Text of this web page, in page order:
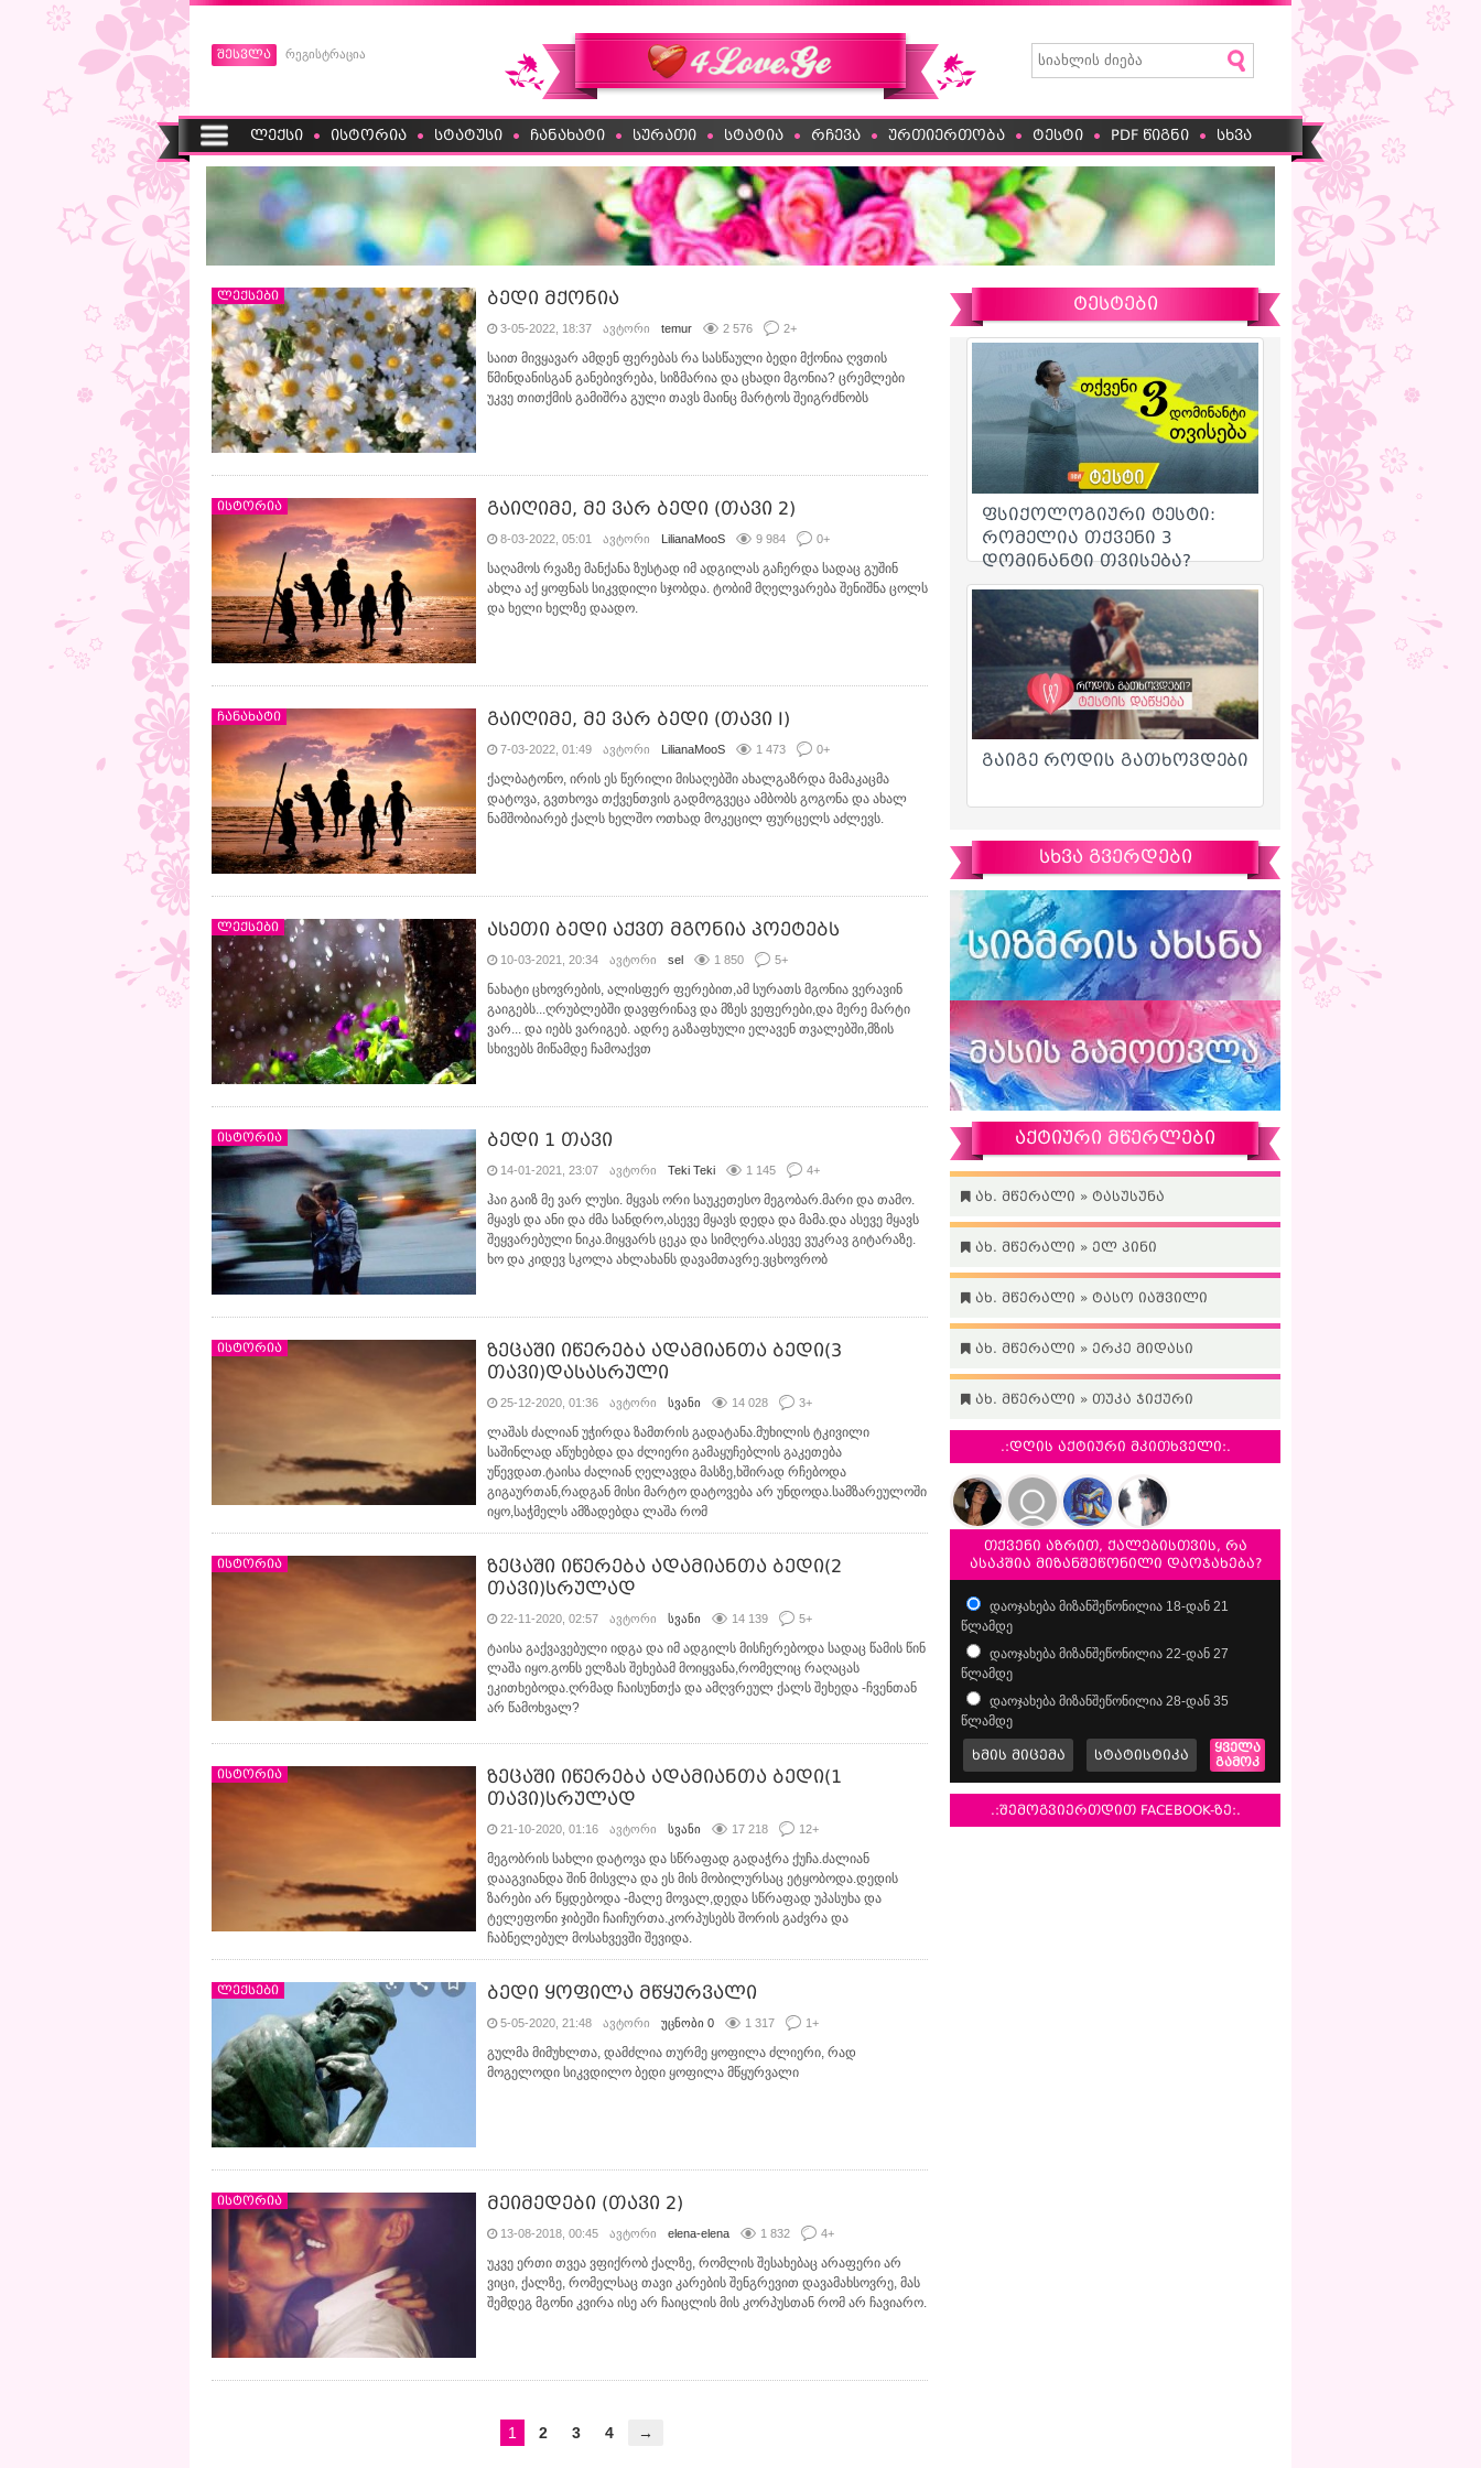
შესვლა რეგისტრაცია
ლექსი ისტორია სტატუსი ჩანახატი სურათი სტატია რჩევა ურთიერთობა ტესტი PDF წიგნი სხვა
ლექსები ბედი მქონია
3-05-2022, 18:37 ავტორი temur 2 576 2+
საით მივყავარ ამდენ ფერებას რა სასწაული ბედი მქონია ღვთის
წმინდანისგან განებივრება, სიზმარია და ცხადი მგონია? ცრემლები
უკვე თითქმის გამიშრა გული თავს მაინც მარტოს შეიგრძნობს
ისტორია გაიღიმე, მე ვარ ბედი (თავი 2)
8-03-2022, 05:01 ავტორი LilianaMooS 9 984 0+
საღამოს რვაზე მანქანა ზუსტად იმ ადგილას გაჩერდა სადაც გუშინ
ახლა აქ ყოფნას სიკვდილი სჯობდა. ტობიმ მღელვარება შენიშნა ცოლს
და ხელი ხელზე დაადო.
ჩანახატი გაიღიმე, მე ვარ ბედი (თავი I)
7-03-2022, 01:49 ავტორი LilianaMooS 1 473 0+
ქალბატონო, ირის ეს წერილი მისაღებში ახალგაზრდა მამაკაცმა
დატოვა, გვთხოვა თქვენთვის გადმოგვეცა ამბობს გოგონა და ახალ
ნამშობიარებ ქალს ხელშო ოთხად მოკეცილ ფურცელს აძლევს.
ლექსები ასეთი ბედი აქვთ მგონია პოეტებს
10-03-2021, 20:34 ავტორი sel 1 850 5+
ნახატი ცხოვრების, ალისფერ ფერებით,ამ სურათს მგონია ვერავინ
გაიგებს...ღრუბლებში დავფრინავ და მზეს ვეფერები,და მერე მარტი
ვარ... და იებს ვარიგებ. ადრე გაზაფხული ელავენ თვალებში,მზის
სხივებს მიწამდე ჩამოაქვთ
ისტორია ბედი 1 თავი
14-01-2021, 23:07 ავტორი Teki Teki 1 145 4+
ჰაი გაიზ მე ვარ ლუსი. მყვას ორი საუკეთესო მეგობარ.მარი და თამო.
მყავს და ანი და ძმა სანდრო,ასევე მყავს დედა და მამა.და ასევე მყავს
შეყვარებული ნიკა.მიყვარს ცეკა და სიმღერა.ასევე ვუკრავ გიტარაზე.
ხო და კიდევ სკოლა ახლახანს დავამთავრე.ვცხოვრობ
ისტორია
ზეცაში იწერება ადამიანთა ბედი(3
თავი)დასასრული
25-12-2020, 01:36 ავტორი სვანი 14 028 3+
ლაშას ძალიან უჭირდა ზამთრის გადატანა.მუხილის ტკივილი
საშინლად აწუხებდა და ძლიერი გამაყუჩებლის გაკეთება
უწევდათ.ტაისა ძალიან ღელავდა მასზე,ხშირად რჩებოდა
გიგაურთან,რადგან მისი მარტო დატოვება არ უნდოდა.სამზარეულოში
იყო,საჭმელს ამზადებდა ლაშა რომ
ისტორია
ზეცაში იწერება ადამიანთა ბედი(2
თავი)სრულად
22-11-2020, 02:57 ავტორი სვანი 14 139 5+
ტაისა გაქვავებული იდგა და იმ ადგილს მისჩერებოდა სადაც წამის წინ
ლაშა იყო.გონს ელზას შეხებამ მოიყვანა,რომელიც რაღაცას
ეკითხებოდა.ღრმად ჩაისუნთქა და ამღვრეულ ქალს შეხედა -ჩვენთან
არ წამოხვალ?
ისტორია
ზეცაში იწერება ადამიანთა ბედი(1
თავი)სრულად
21-10-2020, 01:16 ავტორი სვანი 17 218 12+
მეგობრის სახლი დატოვა და სწრაფად გადაჭრა ქუჩა.ძალიან
დააგვიანდა შინ მისვლა და ეს მის მობილურსაც ეტყობოდა.დედის
ზარები არ წყდებოდა -მალე მოვალ,დედა სწრაფად უპასუხა და
ტელეფონი ჯიბეში ჩაიჩურთა.კორპუსებს შორის გაძვრა და
ჩაბნელებულ მოსახვევში შევიდა.
ლექსები ბედი ყოფილა მწყურვალი
5-05-2020, 21:48 ავტორი უცნობი 0 1 317 1+
გულმა მიმუხლთა, დამძლია თურმე ყოფილა ძლიერი, რად
მოგელოდი სიკვდილო ბედი ყოფილა მწყურვალი
ისტორია მეიმედები (თავი 2)
13-08-2018, 00:45 ავტორი elena-elena 1 832 4+
უკვე ერთი თვეა ვფიქრობ ქალზე, რომლის შესახებაც არაფერი არ
ვიცი, ქალზე, რომელსაც თავი კარების შენგრევით დავამახსოვრე, მას
შემდეგ მგონი კვირა ისე არ ჩაიცლის მის კორპუსთან რომ არ ჩავიარო.
1 2 3 4 →
ტესტები
სხვა გვერდები
აქტიური მწერლები
ახ. მწერალი » ტასუსუნა
ახ. მწერალი » ელ პინი
ახ. მწერალი » ტასო იაშვილი
ახ. მწერალი » ერკე მიდასი
ახ. მწერალი » თუკა ჯიქური
.:დღის აქტიური მკითხველი:.
თქვენი აზრით, ქალებისთვის, რა
ასაკშია მიზანშეწონილი დაოჯახება?
დაოჯახება მიზანშეწონილია 18-დან 21
წლამდე
დაოჯახება მიზანშეწონილია 22-დან 27
წლამდე
დაოჯახება მიზანშეწონილია 28-დან 35
წლამდე
ხმის მიცემა სტატისტიკა
ყველა
გამოკ
.:შემოგვიერთდით FACEBOOK-ზე:.